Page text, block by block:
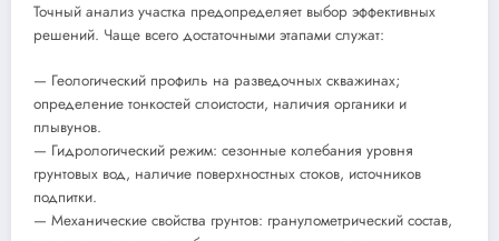
Точный анализ участка предопределяет выбор эффективных
решений. Чаще всего достаточными этапами служат:
— Геологический профиль на разведочных скважинах;
определение тонкостей слоистости, наличия органики и
плывунов.
— Гидрологический режим: сезонные колебания уровня
грунтовых вод, наличие поверхностных стоков, источников
подпитки.
— Механические свойства грунтов: гранулометрический состав,